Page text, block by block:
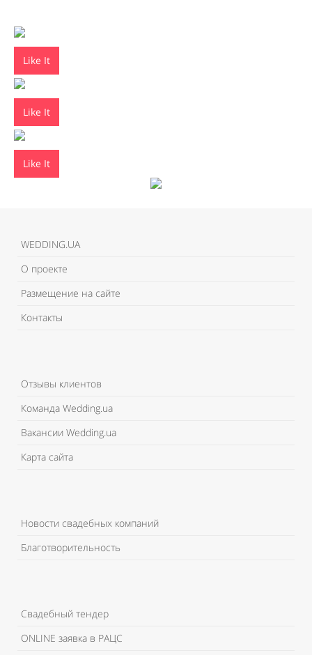
Like It
Like It
Like It
WEDDING.UA
О проекте
Размещение на сайте
Контакты
Отзывы клиентов
Команда Wedding.ua
Вакансии Wedding.ua
Карта сайта
Новости свадебных компаний
Благотворительность
Свадебный тендер
ONLINE заявка в РАЦС